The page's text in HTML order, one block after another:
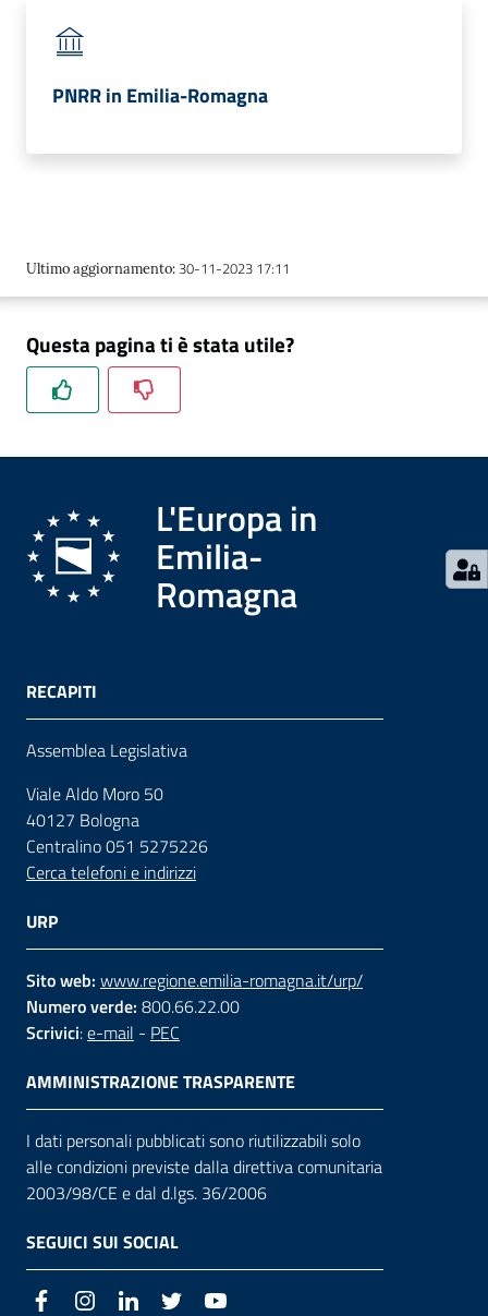
PNRR in Emilia-Romagna
Ultimo aggiornamento: 30-11-2023 17:11
Questa pagina ti è stata utile?
L'Europa in
Emilia-
Romagna
RECAPITI
Assemblea Legislativa
Viale Aldo Moro 50
40127 Bologna
Centralino 051 5275226
Cerca telefoni e indirizzi
URP
Sito web: www.regione.emilia-romagna.it/urp/
Numero verde: 800.66.22.00
Scrivici:e-mail - PEC
AMMINISTRAZIONE TRASPARENTE
I dati personali pubblicati sono riutilizzabili solo
alle condizioni previste dalla direttiva comunitaria
2003/98/CE e dal d.lgs. 36/2006
SEGUICI SUI SOCIAL
FacebookInstagramLinkedIn Twitter